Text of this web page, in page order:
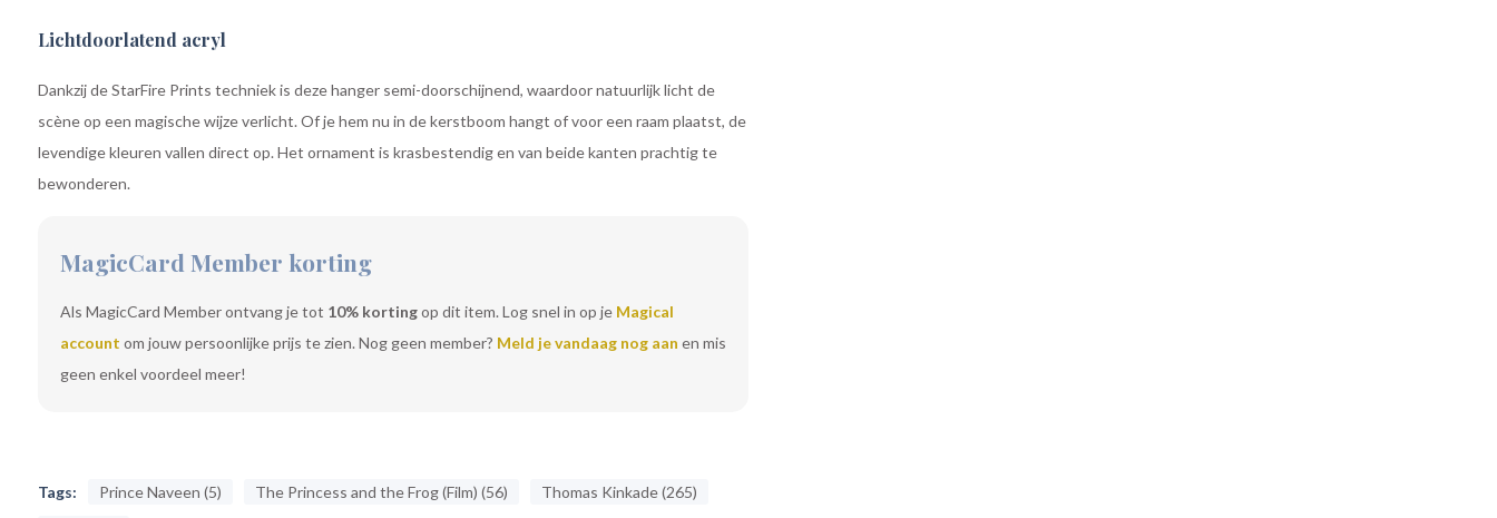
Lichtdoorlatend acryl
Dankzij de StarFire Prints techniek is deze hanger semi-doorschijnend, waardoor natuurlijk licht de
scène op een magische wijze verlicht. Of je hem nu in de kerstboom hangt of voor een raam plaatst, de
levendige kleuren vallen direct op. Het ornament is krasbestendig en van beide kanten prachtig te
bewonderen.
MagicCard Member korting
Als MagicCard Member ontvang je tot 10% kortingop dit item. Log snel in op je Magical
account om jouw persoonlijke prijs te zien. Nog geen member? Meld je vandaag nog aan en mis
geen enkel voordeel meer!
Tags: Prince Naveen (5) The Princess and the Frog (Film) (56)
Thomas Kinkade (265)